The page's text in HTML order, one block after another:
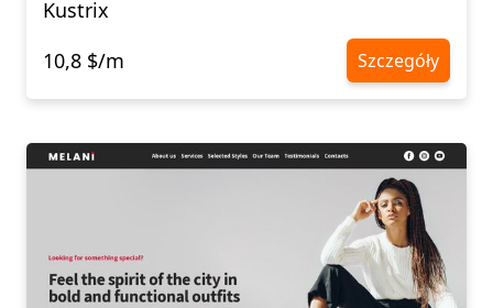
Kustrix
10,8 $/m
Szczegóły